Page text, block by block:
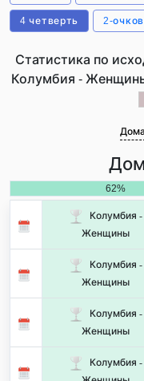
4 четверть 2-
Статистика по
Колумбия -
Дома
62%
Колумбия -
Женщины
Колумбия -
Женщины
Колумбия -
Женщины
Колумбия -